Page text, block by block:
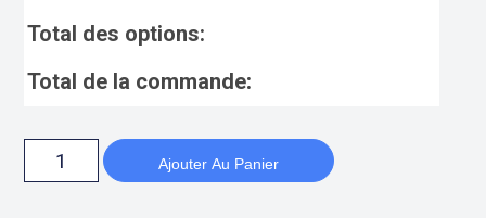
Total des options:
Total de la commande:
Ajouter Au Panier